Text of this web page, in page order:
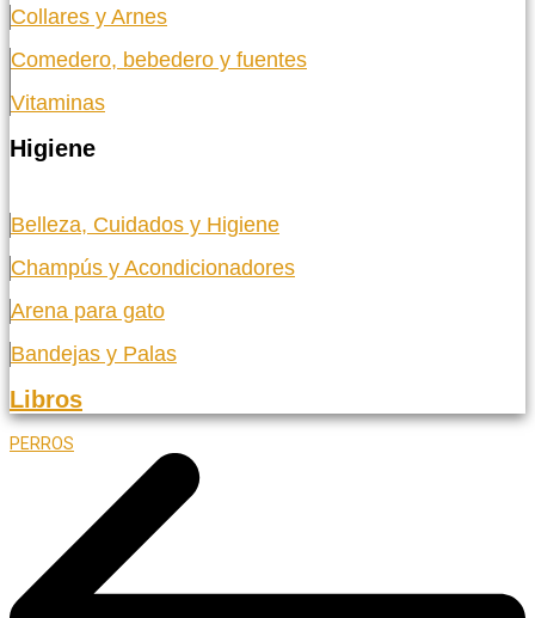
Collares y Arnes
Comedero, bebedero y fuentes
Vitaminas
Higiene
Belleza, Cuidados y Higiene
Champús y Acondicionadores
Arena para gato
Bandejas y Palas
Libros
PERROS